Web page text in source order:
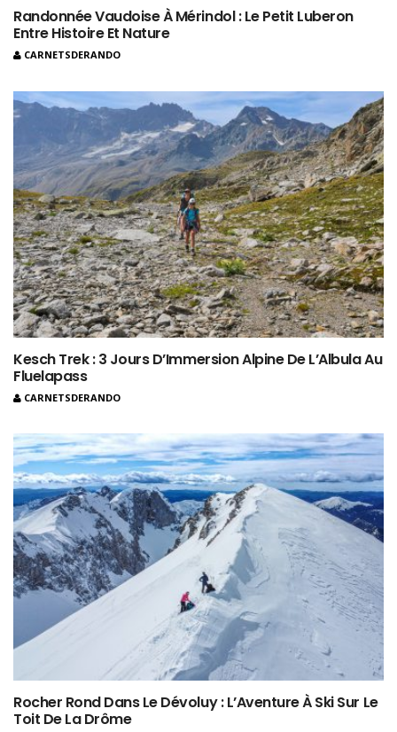
Randonnée Vaudoise À Mérindol : Le Petit Luberon
Entre Histoire Et Nature
CARNETSDERANDO
Kesch Trek : 3 Jours D’Immersion Alpine De L’Albula Au
Fluelapass
CARNETSDERANDO
Rocher Rond Dans Le Dévoluy : L’Aventure À Ski Sur Le
Toit De La Drôme